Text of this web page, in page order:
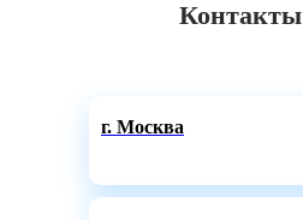
Контакты
г. Москва